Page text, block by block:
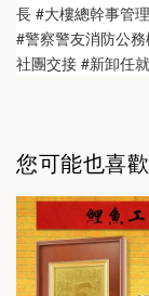
長 #大樓總幹事管
#警察警友消防公
社團交接 #新卸任
您可能也喜歡